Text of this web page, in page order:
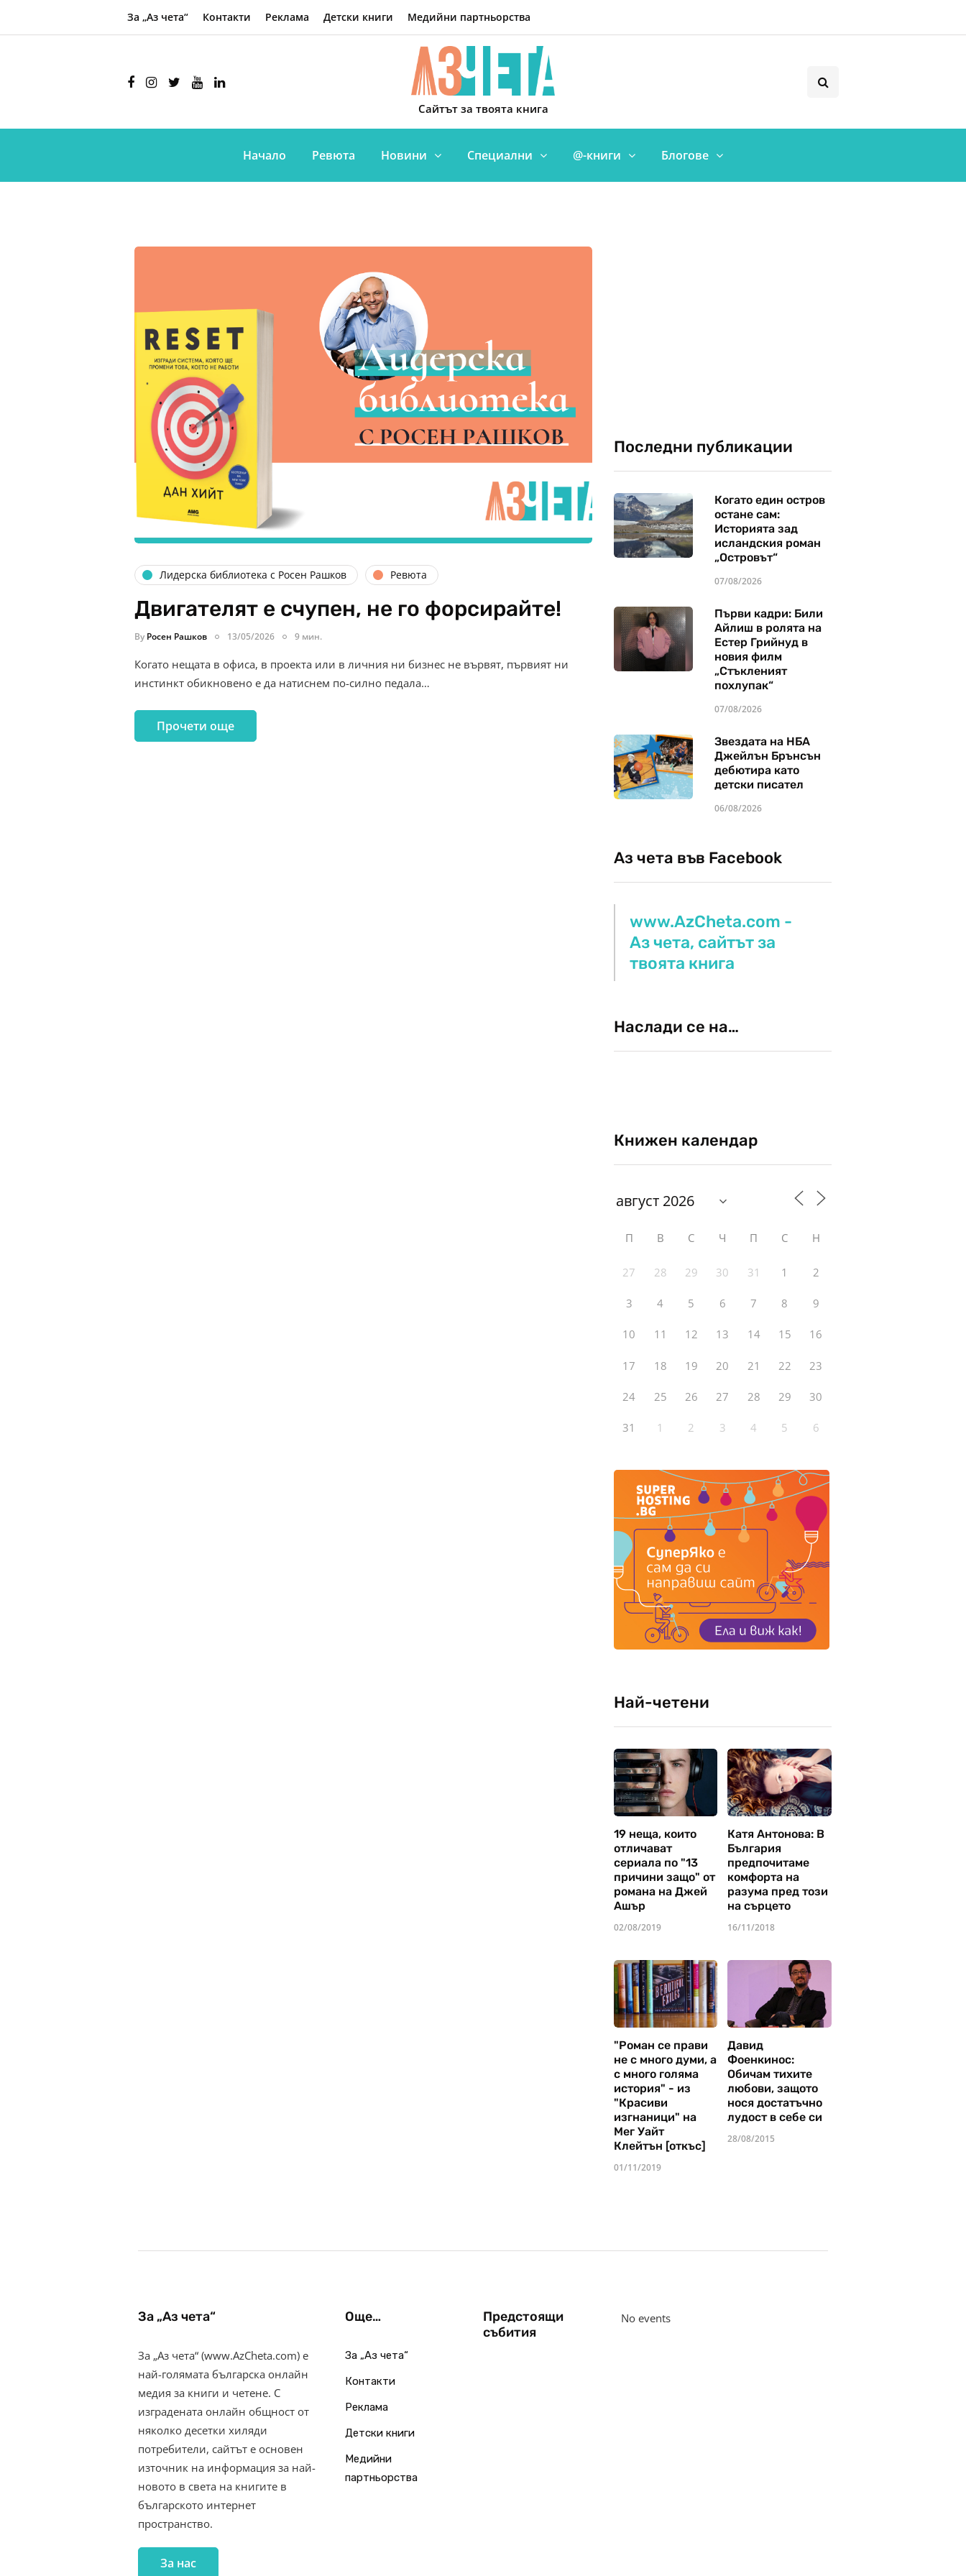
За „Аз чета“ Контакти Реклама Детски книги Медийни партньорства
Сайтът за твоята книга
Начало Ревюта Новини Специални @-книги Блогове
Лидерска библиотека с Росен Рашков Ревюта
Двигателят е счупен, не го форсирайте!
By Росен Рашков 13/05/2026 9 мин.
Когато нещата в офиса, в проекта или в личния ни бизнес не вървят, първият ни
инстинкт обикновено е да натиснем по-силно педала…
Прочети още
Последни публикации
Когато един остров
остане сам:
Историята зад
исландския роман
„Островът“
07/08/2026
Първи кадри: Били
Айлиш в ролята на
Естер Грийнуд в
новия филм
„Стъкленият
похлупак“
07/08/2026
Звездата на НБА
Джейлън Брънсън
дебютира като
детски писател
06/08/2026
Аз чета във Facebook
www.AzCheta.com -
Аз чета, сайтът за
твоята книга
Наслади се на…
Книжен календар
П В С Ч П С Н
27 28 29 30 31 1 2
3 4 5 6 7 8 9
10 11 12 13 14 15 16
17 18 19 20 21 22 23
24 25 26 27 28 29 30
31 1 2 3 4 5 6
Най-четени
19 неща, които
отличават
сериала по "13
причини защо" от
романа на Джей
Ашър
02/08/2019
Катя Антонова: В
България
предпочитаме
комфорта на
разума пред този
на сърцето
16/11/2018
"Роман се прави
не с много думи, а
с много голяма
история" - из
"Красиви
изгнаници" на
Мег Уайт
Клейтън [откъс]
01/11/2019
Давид
Фоенкинос:
Обичам тихите
любови, защото
нося достатъчно
лудост в себе си
28/08/2015
За „Аз чета“
За „Аз чета“ (www.AzCheta.com) е
най-голямата българска онлайн
медия за книги и четене. С
изградената онлайн общност от
няколко десетки хиляди
потребители, сайтът е основен
източник на информация за най-
новото в света на книгите в
българското интернет
пространство.
За нас
Още…
За „Аз чета“
Контакти
Реклама
Детски книги
Медийни
партньорства
Предстоящи
събития
No events